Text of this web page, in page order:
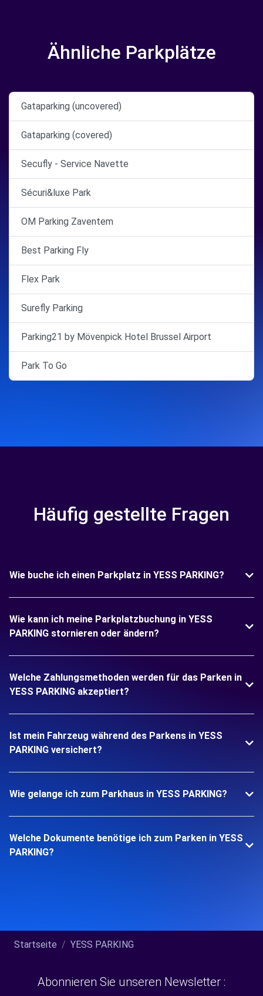
Ähnliche Parkplätze
Gataparking (uncovered)
Gataparking (covered)
Secufly - Service Navette
Sécuri&luxe Park
OM Parking Zaventem
Best Parking Fly
Flex Park
Surefly Parking
Parking21 by Mövenpick Hotel Brussel Airport
Park To Go
Häufig gestellte Fragen
Wie buche ich einen Parkplatz in YESS PARKING?
Wie kann ich meine Parkplatzbuchung in YESS
PARKING stornieren oder ändern?
Welche Zahlungsmethoden werden für das Parken in
YESS PARKING akzeptiert?
Ist mein Fahrzeug während des Parkens in YESS
PARKING versichert?
Wie gelange ich zum Parkhaus in YESS PARKING?
Welche Dokumente benötige ich zum Parken in YESS
PARKING?
Startseite YESS PARKING
Abonnieren Sie unseren Newsletter :